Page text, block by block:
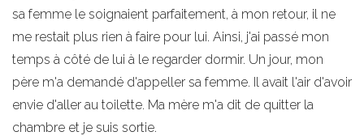
sa femme le soignaient parfaitement, à mon retour, il ne
me restait plus rien à faire pour lui. Ainsi, j'ai passé mon
temps à côté de lui à le regarder dormir. Un jour, mon
père m'a demandé d'appeller sa femme. Il avait l'air d'avoir
envie d'aller au toilette. Ma mère m'a dit de quitter la
chambre et je suis sortie.